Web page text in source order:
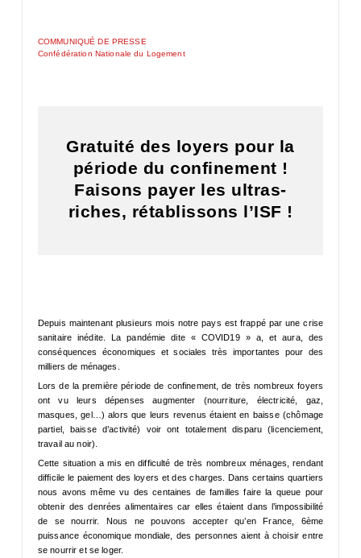
COMMUNIQUÉ DE PRESSE
Confédération Nationale du Logement
Gratuité des loyers pour la
période du confinement !
Faisons payer les ultras-
riches, rétablissons l’ISF !
Depuis maintenant plusieurs mois notre pays est frappé par une crise
sanitaire inédite. La pandémie dite « COVID19 » a, et aura, des
conséquences économiques et sociales très importantes pour des
milliers de ménages.
Lors de la première période de confinement, de très nombreux foyers
ont vu leurs dépenses augmenter (nourriture, électricité, gaz,
masques, gel…) alors que leurs revenus étaient en baisse (chômage
partiel, baisse d’activité) voir ont totalement disparu (licenciement,
travail au noir).
Cette situation a mis en difficulté de très nombreux ménages, rendant
difficile le paiement des loyers et des charges. Dans certains quartiers
nous avons même vu des centaines de familles faire la queue pour
obtenir des denrées alimentaires car elles étaient dans l’impossibilité
de se nourrir. Nous ne pouvons accepter qu’en France, 6ème
puissance économique mondiale, des personnes aient à choisir entre
se nourrir et se loger.